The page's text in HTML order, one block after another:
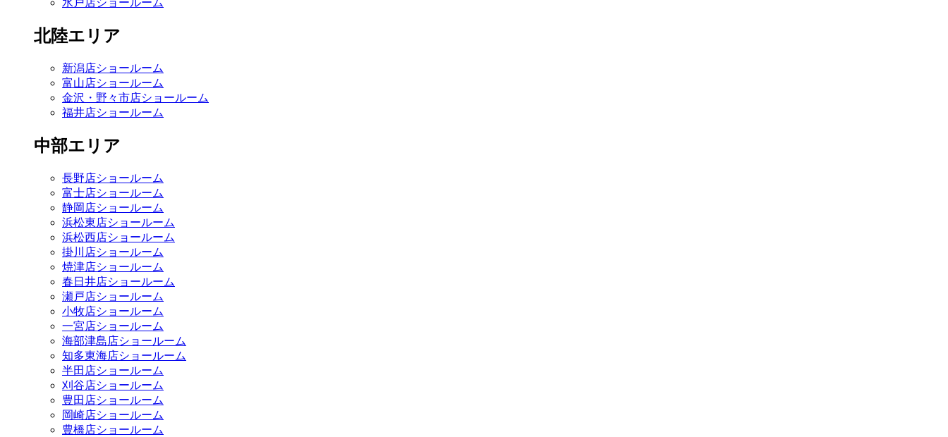
水戸店ショールーム
北陸エリア
新潟店ショールーム
富山店ショールーム
金沢・野々市店ショールーム
福井店ショールーム
中部エリア
長野店ショールーム
富士店ショールーム
静岡店ショールーム
浜松東店ショールーム
浜松西店ショールーム
掛川店ショールーム
焼津店ショールーム
春日井店ショールーム
瀬戸店ショールーム
小牧店ショールーム
一宮店ショールーム
海部津島店ショールーム
知多東海店ショールーム
半田店ショールーム
刈谷店ショールーム
豊田店ショールーム
岡崎店ショールーム
豊橋店ショールーム